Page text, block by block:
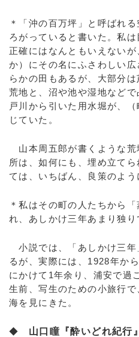
＊「沖の百万坪」と呼ばれ
ろがっていると書いた。私は
正確にはなんともいえない
か）にその名にふさわしい
らかの田もあるが、大部分
荒地と、沼や池や湿地など
戸川から引いた用水堀が、
じていた。
山本周五郎が書くような荒
所は、如何にも、埋め立て
ては、いちばん、良策のよう
＊私はその町の人たちから
れ、あしかけ三年あまり独り
小説では、「あしかけ三年
るが、実際には、1928年か
にかけて1年余り、浦安で過
生前、写生のための小旅行
海を見にきた。
◆ 山口瞳『酔いどれ紀行』